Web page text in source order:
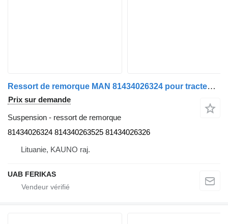
Ressort de remorque MAN 81434026324 pour tracteur routier MAN TGX
Prix sur demande
Suspension - ressort de remorque
81434026324 814340263525 81434026326
Lituanie, KAUNO raj.
UAB FERIKAS